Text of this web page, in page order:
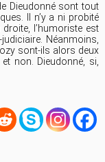
Dieudonné sont tout
Il n’y a ni probité
l’humoriste est
Néanmoins,
sont-ils alors deux
non. Dieudonné, si,